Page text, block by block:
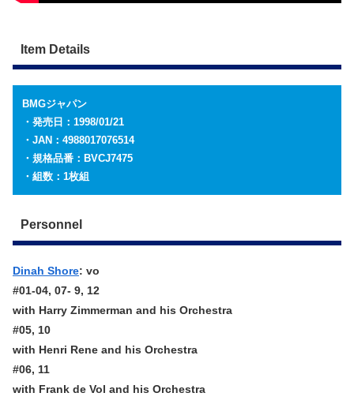
Item Details
BMGジャパン
・発売日：1998/01/21
・JAN：4988017076514
・規格品番：BVCJ7475
・組数：1枚組
Personnel
Dinah Shore: vo
#01-04, 07- 9, 12
with Harry Zimmerman and his Orchestra
#05, 10
with Henri Rene and his Orchestra
#06, 11
with Frank de Vol and his Orchestra